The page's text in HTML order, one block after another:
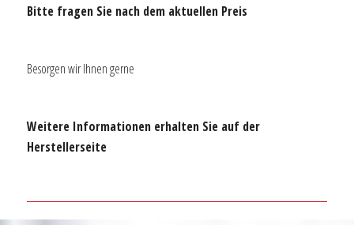
Bitte fragen Sie nach dem aktuellen Preis
Besorgen wir Ihnen gerne
Weitere Informationen erhalten Sie auf der
Herstellerseite